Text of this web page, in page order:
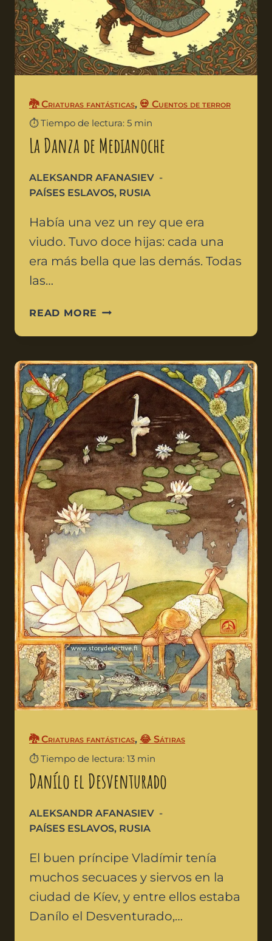
🐉 Criaturas fantásticas, 💀 Cuentos de terror
⏱️ Tiempo de lectura: 5 min
La Danza de Medianoche
ALEKSANDR AFANASIEV
PAÍSES ESLAVOS, RUSIA
Había una vez un rey que era
viudo. Tuvo doce hijas: cada una
era más bella que las demás. Todas
las…
READ MORE
🐉 Criaturas fantásticas, 😂 Sátiras
⏱️ Tiempo de lectura: 13 min
Danílo el Desventurado
ALEKSANDR AFANASIEV
PAÍSES ESLAVOS, RUSIA
El buen príncipe Vladímir tenía
muchos secuaces y siervos en la
ciudad de Kíev, y entre ellos estaba
Danílo el Desventurado,…